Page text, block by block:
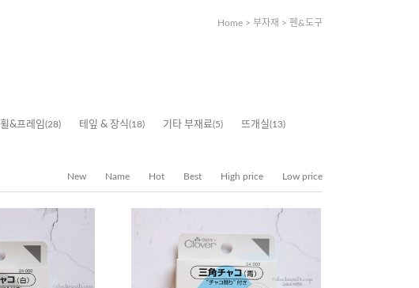
Home > 부자재 > 펜&도구
휠&프레임(28) 테잎 & 장식(18) 기타 부재료(5) 뜨개실(13)
New Name Hot Best High price Low price